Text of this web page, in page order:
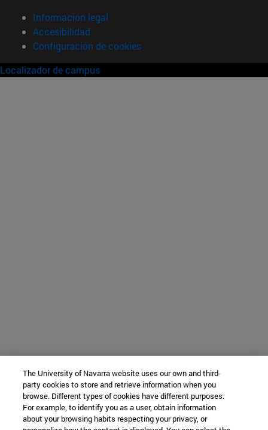
Información legal
Accesibilidad
Configuración de cookies
Localizador de campus
The University of Navarra website uses our own and third-
party cookies to store and retrieve information when you
browse. Different types of cookies have different purposes.
For example, to identify you as a user, obtain information
about your browsing habits respecting your privacy, or